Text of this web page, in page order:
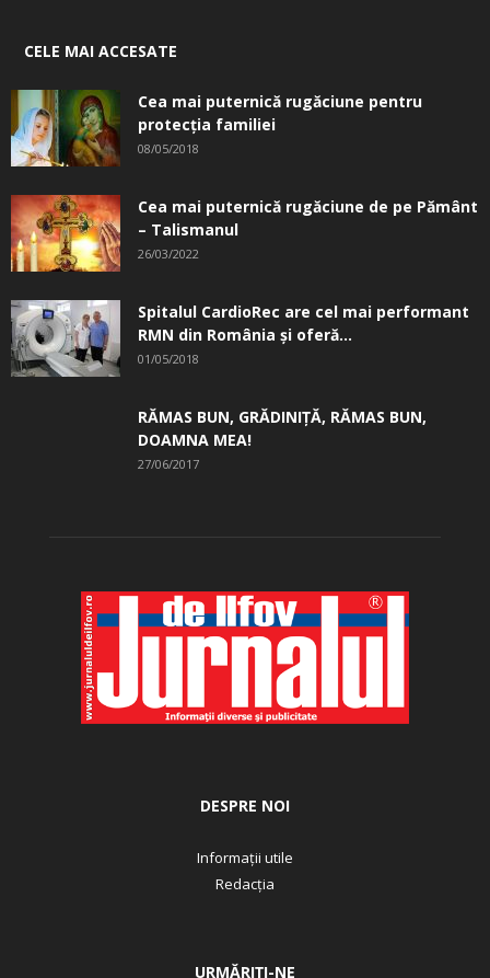
CELE MAI ACCESATE
Cea mai puternică rugăciune pentru
protecția familiei
08/05/2018
Cea mai puternică rugăciune de pe Pământ
– Talismanul
26/03/2022
Spitalul CardioRec are cel mai performant
RMN din România și oferă...
01/05/2018
RĂMAS BUN, GRĂDINIŢĂ, ­RĂMAS BUN,
DOAMNA MEA!
27/06/2017
DESPRE NOI
Informații utile
Redacția
URMĂRIȚI-NE